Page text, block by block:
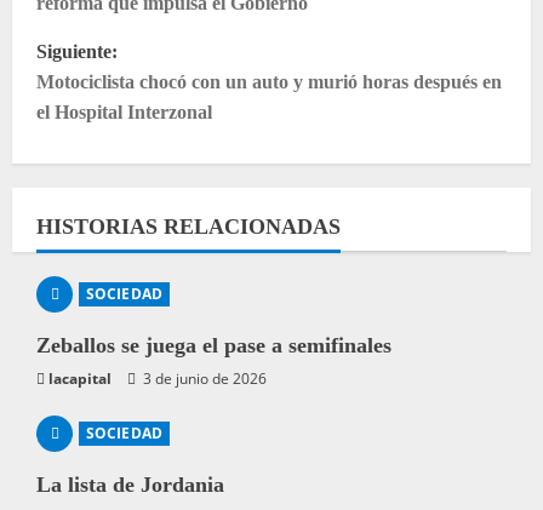
v
e
g
a
c
ó
n
e
n
t
Siguiente:
Motociclista chocó con un auto y murió horas después en
el Hospital Interzonal
HISTORIAS RELACIONADAS
SOCIEDAD
Zeballos se juega el pase a semifinales
lacapital 3 de junio de 2026
SOCIEDAD
La lista de Jordania